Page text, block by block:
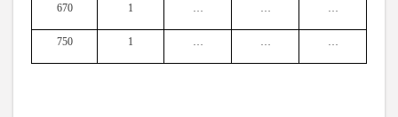
670 1 … … …
750 1 … … …